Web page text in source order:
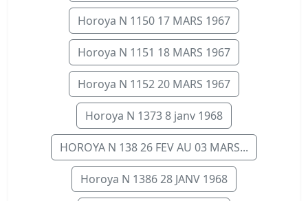
Horoya N 1150 17 MARS 1967
Horoya N 1151 18 MARS 1967
Horoya N 1152 20 MARS 1967
Horoya N 1373 8 janv 1968
HOROYA N 138 26 FEV AU 03 MARS...
Horoya N 1386 28 JANV 1968